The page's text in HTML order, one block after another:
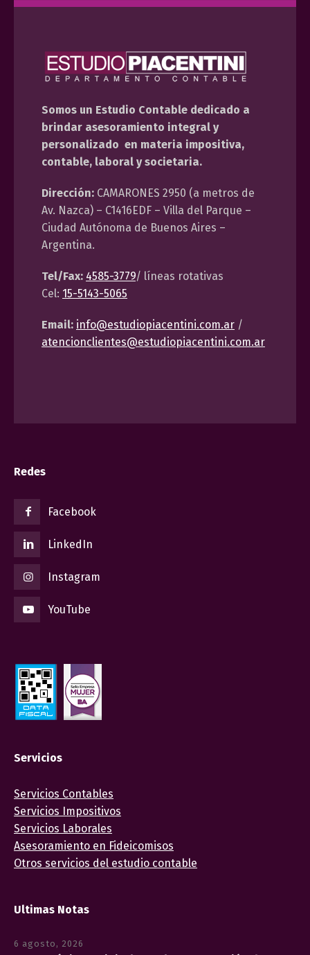
Somos un Estudio Contable dedicado a
brindar asesoramiento integral y
personalizado en materia impositiva,
contable, laboral y societaria.
Dirección: CAMARONES 2950 (a metros de
Av. Nazca) – C1416EDF – Villa del Parque –
Ciudad Autónoma de Buenos Aires –
Argentina.
Tel/Fax: 4585-3779/ líneas rotativas
Cel: 15-5143-5065
Email: info@estudiopiacentini.com.ar /
atencionclientes@estudiopiacentini.com.ar
Redes
Facebook
LinkedIn
Instagram
YouTube
Servicios
Servicios Contables
Servicios Impositivos
Servicios Laborales
Asesoramiento en Fideicomisos
Otros servicios del estudio contable
Ultimas Notas
6 agosto, 2026